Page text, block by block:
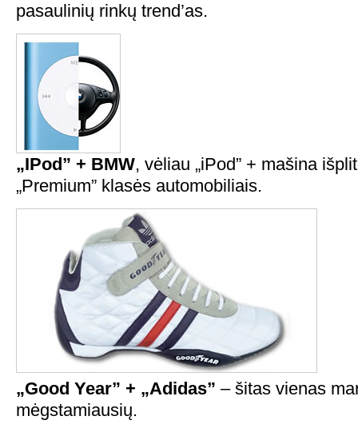
pasaulinių rinkų trend’as.
„IPod” + BMW, vėliau „iPod” + mašina
„Premium” klasės automobiliais.
„Good Year” + „Adidas” – šitas vienas
mėgstamiausių.